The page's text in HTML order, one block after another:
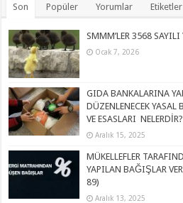
Son Popüler Yorumlar Etiketler
SMMM’LER 3568
Ocak 7, 2026
GIDA BANKALARINA
DÜZENLENECEK YASAL
VE ESASLARI
Aralık 15, 2025
MÜKELLEFLER
YAPILAN BAĞIŞLAR
89)
Aralık 13, 2025